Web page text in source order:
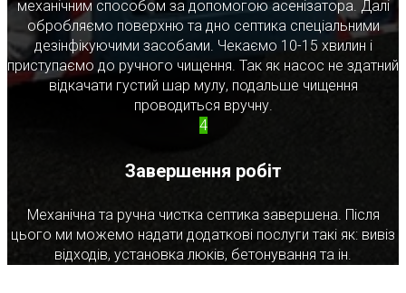
механічним способом за допомогою асенізатора. Далі
обробляємо поверхню та дно септика спеціальними
дезінфікуючими засобами. Чекаємо 10-15 хвилин і
приступаємо до ручного чищення. Так як насос не здатний
відкачати густий шар мулу, подальше чищення
проводиться вручну.
4
Завершення робіт
Механічна та ручна чистка септика завершена. Після
цього ми можемо надати додаткові послуги такі як: вивіз
відходів, установка люків, бетонування та ін.